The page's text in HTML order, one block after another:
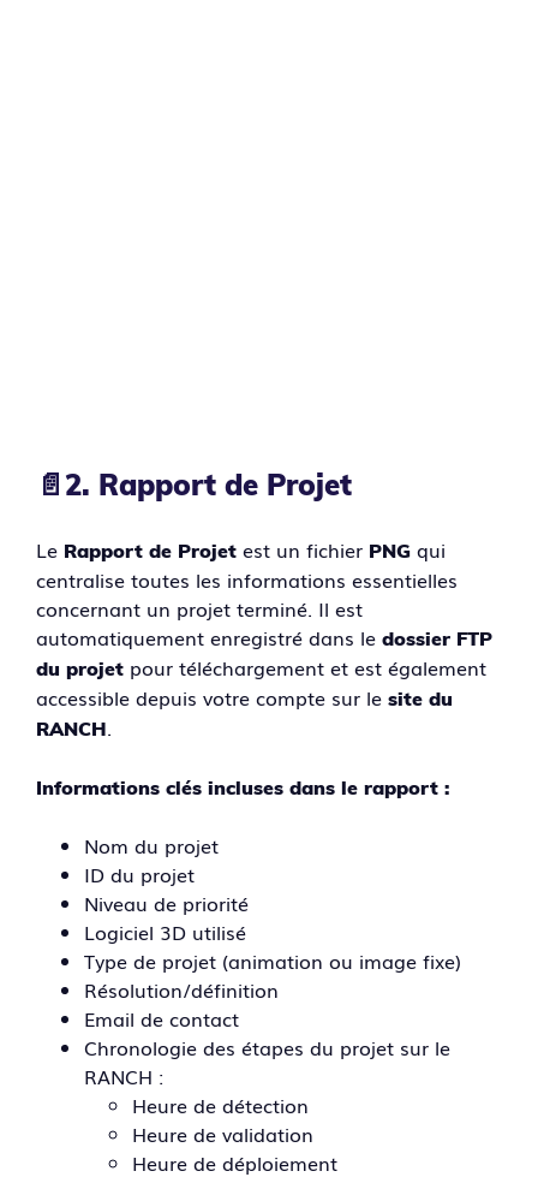
📄 2. Rapport de Projet
Le Rapport de Projet est un fichier PNG qui
centralise toutes les informations essentielles
concernant un projet terminé. Il est
automatiquement enregistré dans le dossier FTP
du projet pour téléchargement et est également
accessible depuis votre compte sur le site du
RANCH.
Informations clés incluses dans le rapport :
Nom du projet
ID du projet
Niveau de priorité
Logiciel 3D utilisé
Type de projet (animation ou image fixe)
Résolution/définition
Email de contact
Chronologie des étapes du projet sur le
RANCH :
Heure de détection
Heure de validation
Heure de déploiement